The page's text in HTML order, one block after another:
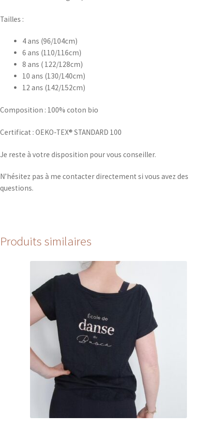
Tailles :
4 ans (96/104cm)
6 ans (110/116cm)
8 ans ( 122/128cm)
10 ans (130/140cm)
12 ans (142/152cm)
Composition : 100% coton bio
Certificat : OEKO-TEX® STANDARD 100
Je reste à votre disposition pour vous conseiller.
N’hésitez pas à me contacter directement si vous avez des
questions.
Produits similaires